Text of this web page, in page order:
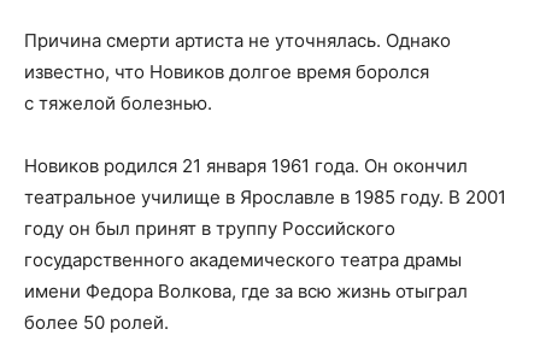
Причина смерти артиста не уточнялась. Однако
известно, что Новиков долгое время боролся
с тяжелой болезнью.
Новиков родился 21 января 1961 года. Он окончил
театральное училище в Ярославле в 1985 году. В 2001
году он был принят в труппу Российского
государственного академического театра драмы
имени Федора Волкова, где за всю жизнь отыграл
более 50 ролей.